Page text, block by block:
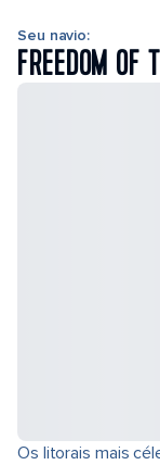
Seu navio:
FREEDOM OF
Os litorais mais